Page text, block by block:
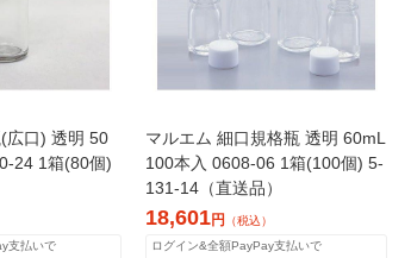
広口) 透明 50
24 1箱(80個)
支払いで
マルエム 細口規格瓶 透明 60mL
100本入 0608-06 1箱(100個) 5-
131-14（直送品）
18,601円
（税込）
ログイン&全額PayPay支払いで